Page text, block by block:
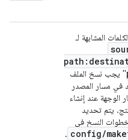
المشابهة لـ
" يجب نسخ الملف
في مسار المصدر
الوجهة عند إنشاء
يتم تحديد
النسخ في
config/
.